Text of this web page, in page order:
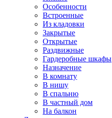
Особенности
Встроенные
Из кладовки
Закрытые
Открытые
Раздвижные
Гардеробные шкафы
Назначение
В комнату
В нишу
В спальню
В частный дом
На балкон